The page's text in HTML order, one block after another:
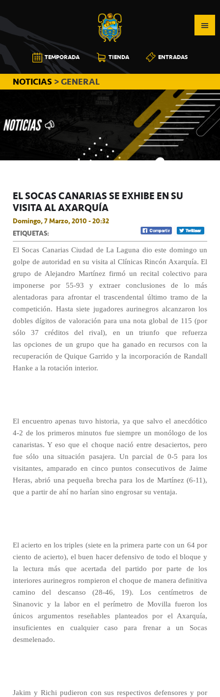
a
la
navegación
principal
al
contenido
principal
a
la
barra
lateral
principal
CB
CANARIAS
TEMPORADA TIENDA ENTRADAS
NOTICIAS > GENERAL
EL SOCAS CANARIAS SE EXHIBE EN SU
VISITA AL AXARQUÍA
Domingo, 7 Marzo, 2010 - 20:32
ETIQUETAS:
El Socas Canarias Ciudad de La Laguna dio este domingo un
golpe de autoridad en su visita al Clínicas Rincón Axarquía. El
grupo de Alejandro Martínez firmó un recital colectivo para
imponerse por 55-93 y extraer conclusiones de lo más
alentadoras para afrontar el trascendental último tramo de la
competición. Hasta siete jugadores aurinegros alcanzaron los
dobles dígitos de valoración para una nota global de 115 (por
sólo 37 créditos del rival), en un triunfo que refuerza
las opciones de un grupo que ha ganado en recursos con la
recuperación de Quique Garrido y la incorporación de Randall
Hanke a la rotación interior.
El encuentro apenas tuvo historia, ya que salvo el anecdótico
4-2 de los primeros minutos fue siempre un monólogo de los
canaristas. Y eso que el choque nació entre desaciertos, pero
fue sólo una situación pasajera. Un parcial de 0-5 para los
visitantes, amparado en cinco puntos consecutivos de Jaime
Heras, abrió una pequeña brecha para los de Martínez (6-11),
que a partir de ahí no harían sino engrosar su ventaja.
El acierto en los triples (siete en la primera parte con un 64 por
ciento de acierto), el buen hacer defensivo de todo el bloque y
la lectura más que acertada del partido por parte de los
interiores aurinegros rompieron el choque de manera definitiva
camino del descanso (28-46, 19). Los centímetros de
Sinanovic y la labor en el perímetro de Movilla fueron los
únicos argumentos reseñables planteados por el Axarquía,
insuficientes en cualquier caso para frenar a un Socas
desmelenado.
Jakim y Richi pudieron con sus respectivos defensores y por